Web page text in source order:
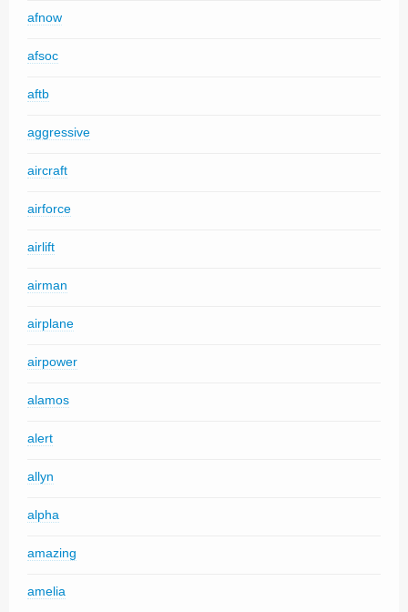
afnow
afsoc
aftb
aggressive
aircraft
airforce
airlift
airman
airplane
airpower
alamos
alert
allyn
alpha
amazing
amelia